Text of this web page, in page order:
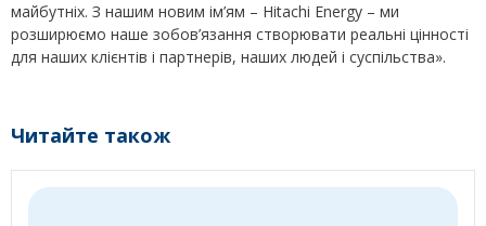
майбутніх. З нашим новим ім’ям – Hitachi Energy – ми
розширюємо наше зобов’язання створювати реальні цінності
для наших клієнтів і партнерів, наших людей і суспільства».
Читайте також